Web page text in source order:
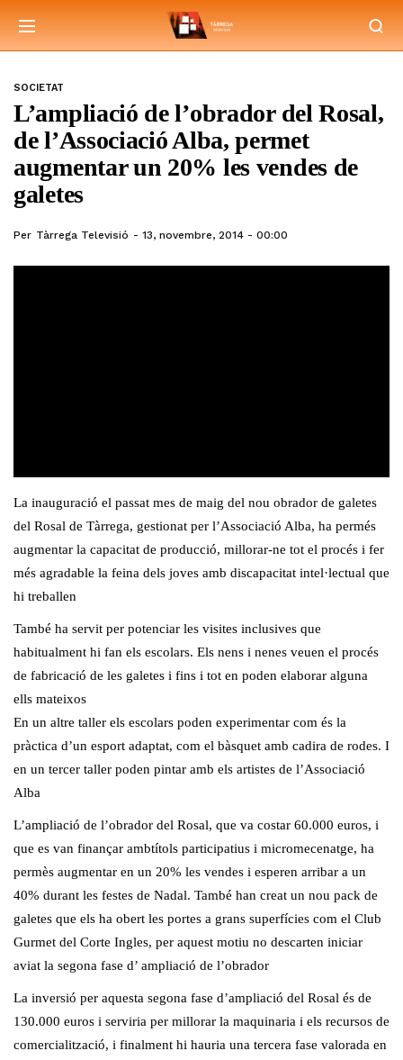
SOCIETAT
L’ampliació de l’obrador del Rosal,
de l’Associació Alba, permet
augmentar un 20% les vendes de
galetes
Per Tàrrega Televisió 13, novembre, 2014 - 00:00
La inauguració el passat mes de maig del nou obrador de galetes
del Rosal de Tàrrega, gestionat per l’Associació Alba, ha permés
augmentar la capacitat de producció, millorar-ne tot el procés i fer
més agradable la feina dels joves amb discapacitat intel·lectual que
hi treballen
També ha servit per potenciar les visites inclusives que
habitualment hi fan els escolars. Els nens i nenes veuen el procés
de fabricació de les galetes i fins i tot en poden elaborar alguna
ells mateixos
En un altre taller els escolars poden experimentar com és la
pràctica d’un esport adaptat, com el bàsquet amb cadira de rodes. I
en un tercer taller poden pintar amb els artistes de l’Associació
Alba
L’ampliació de l’obrador del Rosal, que va costar 60.000 euros, i
que es van finançar ambtítols participatius i micromecenatge, ha
permès augmentar en un 20% les vendes i esperen arribar a un
40% durant les festes de Nadal. També han creat un nou pack de
galetes que els ha obert les portes a grans superfícies com el Club
Gurmet del Corte Ingles, per aquest motiu no descarten iniciar
aviat la segona fase d’ ampliació de l’obrador
La inversió per aquesta segona fase d’ampliació del Rosal és de
130.000 euros i serviria per millorar la maquinaria i els recursos de
comercialització, i finalment hi hauria una tercera fase valorada en